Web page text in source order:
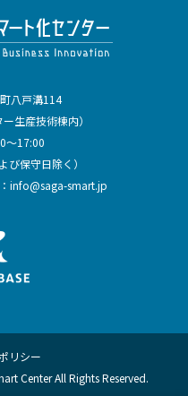
八戸溝114
生産技術棟内）
～17:00
び保守日除く）
info@saga-smart.jp
リシー
Center All Rights Reserved.